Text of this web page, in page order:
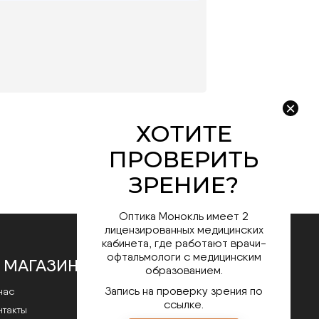
Оптика Монокль имеет 2
лицензированных медицинских
кабинета, где работают врачи-
офтальмологи с медицинским
образованием.
Запись на проверку зрения по
ссылке.